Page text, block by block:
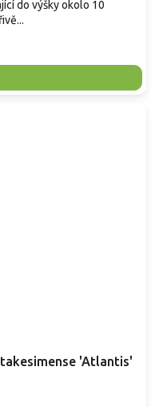
do výšky okolo 10
'Atlantis'